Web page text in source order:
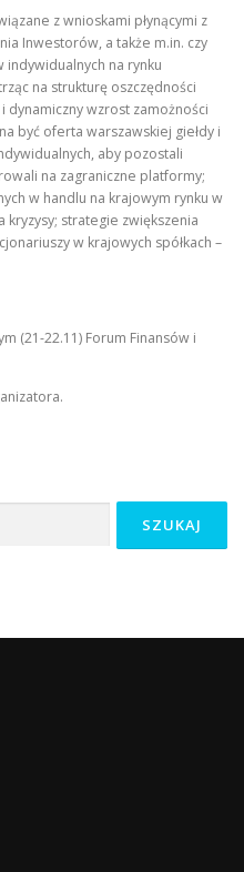
z wnioskami płynącymi z
Inwestorów, a także m.in. czy
na rynku
na strukturę oszczędności
wzrost zamożności
być oferta warszawskiej giełdy i
aby pozostali
na zagraniczne platformy;
w handlu na krajowym rynku w
kryzysy; strategie zwiększenia
w krajowych spółkach –
(21-22.11) Forum Finansów i